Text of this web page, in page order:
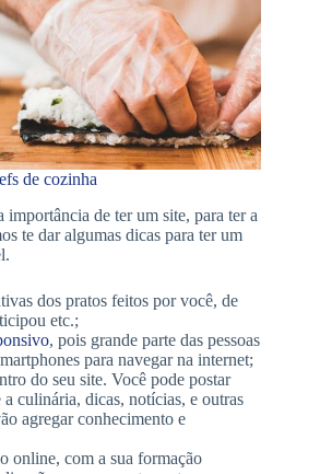
de cozinha
importância de ter um site, para ter a
te dar algumas dicas para ter um
dos pratos feitos por você, de
etc.;
, pois grande parte das pessoas
para navegar na internet;
do seu site. Você pode postar
a culinária, dicas, notícias, e outras
agregar conhecimento e
online, com a sua formação